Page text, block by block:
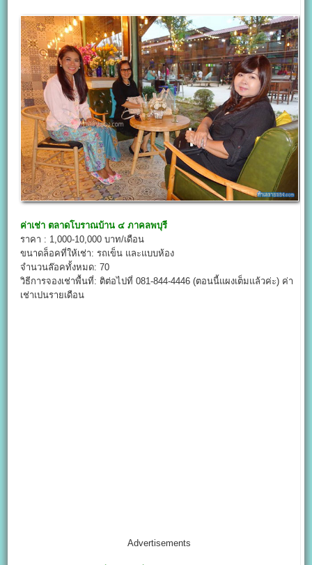
ค่าเช่า ตลาดโบราณบ้าน ๔ ภาคลพบุรี
ราคา : 1,000-10,000 บาท/เดือน
ขนาดล็อคที่ให้เช่า: รถเข็น และแบบห้อง
จำนวนล๊อคทั้งหมด: 70
วิธีการจองเช่าพื้นที่: ติต่อไปที่ 081-844-4446 (ตอนนี้แผงเต็มแล้วค่ะ) ค่า
เช่าเปนรายเดือน
Advertisements